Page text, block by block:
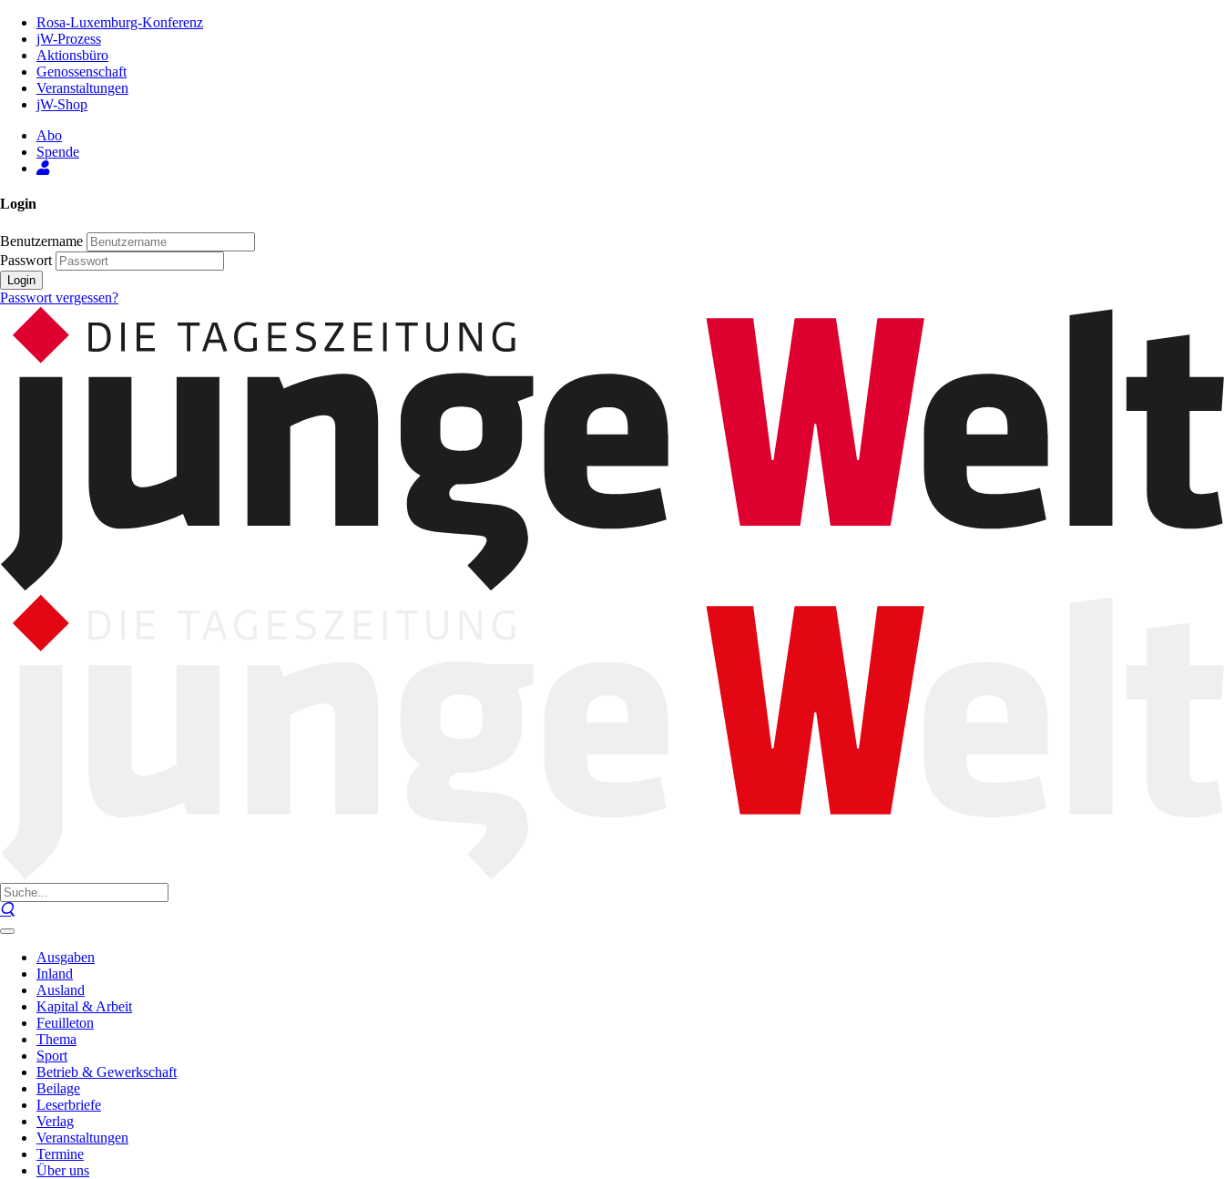
Inhalt
Seite
Rosa-Luxemburg-Konferenz
jW-Prozess
Aktionsbüro
Genossenschaft
Veranstaltungen
jW-Shop
Abo
Spende
Login
Benutzername
Passwort
Login
Passwort vergessen?
Ausgaben
Inland
Ausland
Kapital & Arbeit
Feuilleton
Thema
Sport
Betrieb & Gewerkschaft
Beilage
Leserbriefe
Verlag
Veranstaltungen
Termine
Über uns